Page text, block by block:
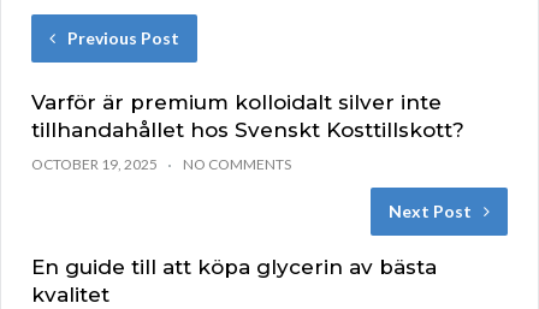
Previous Post
Varför är premium kolloidalt silver inte
tillhandahållet hos Svenskt Kosttillskott?
OCTOBER 19, 2025 NO COMMENTS
Next Post
En guide till att köpa glycerin av bästa
kvalitet